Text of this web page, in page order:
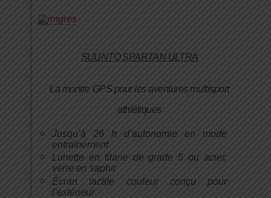
SUUNTO SPARTAN ULTRA
La montre GPS pour les aventures multisport
athlétiques
Jusqu’à 26 h d’autonomie en mode
entraînement
Lunette en titane de grade 5 ou acier,
verre en saphir
Écran tactile couleur conçu pour
l’extérieur